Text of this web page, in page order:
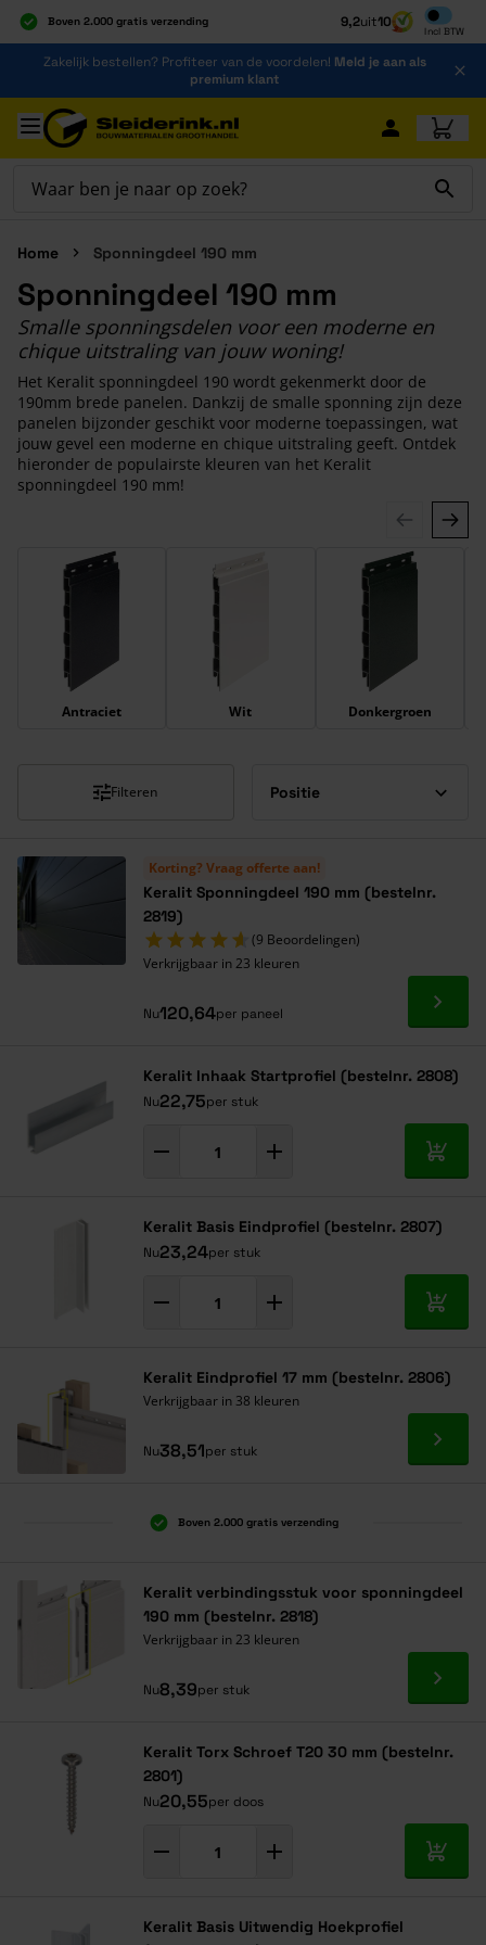
Boven 2.000 gratis verzending
Al 40 jaar dé specialist
Alles onder één dak
9,2uit10
Incl BTW
Inclusief
Ga naar de inhoud
Zakelijk bestellen? Profiteer van de voordelen! Meld je aan als
premium klant
Ga naar hoofdinhoud
Home Sponningdeel 190 mm
Sponningdeel 190 mm
Smalle sponningsdelen voor een moderne en
chique uitstraling van jouw woning!
Het Keralit sponningdeel 190 wordt gekenmerkt door de
190mm brede panelen. Dankzij de smalle sponning zijn deze
panelen bijzonder geschikt voor moderne toepassingen, wat
jouw gevel een moderne en chique uitstraling geeft. Ontdek
hieronder de populairste kleuren van het Keralit
sponningdeel 190 mm!
Druk om carrousel over te slaan
Antraciet Wit Donkergroen
Filteren
Korting? Vraag offerte aan!
Keralit Sponningdeel 190 mm (bestelnr.
2819)
(9 Beoordelingen)
Verkrijgbaar in 23 kleuren
Nu120,64per paneel Ga
Keralit Inhaak Startprofiel (bestelnr. 2808)
Nu22,75per stuk
In
Keralit Basis Eindprofiel (bestelnr. 2807)
Nu23,24per stuk
In
Keralit Eindprofiel 17 mm (bestelnr. 2806)
Verkrijgbaar in 38 kleuren
Nu38,51per stuk Ga
Boven 2.000 gratis verzending
Keralit verbindingsstuk voor sponningdeel
190 mm (bestelnr. 2818)
Verkrijgbaar in 23 kleuren
Nu8,39per stuk Ga
Keralit Torx Schroef T20 30 mm (bestelnr.
2801)
Nu20,55per doos
In
Keralit Basis Uitwendig Hoekprofiel